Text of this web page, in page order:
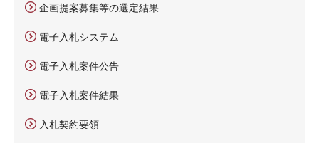
企画提案募集等の選定結果
電子入札システム
電子入札案件公告
電子入札案件結果
入札契約要領